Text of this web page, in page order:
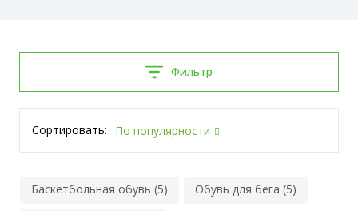
Фильтр
Сортировать: По популярности
Баскетбольная обувь (5) Обувь для бега (5)